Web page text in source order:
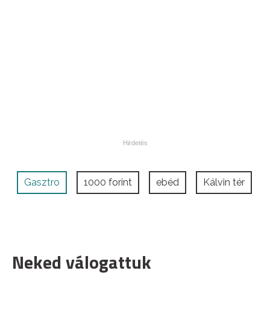
Gasztro 1000 forint ebéd Kálvin tér
Neked válogattuk